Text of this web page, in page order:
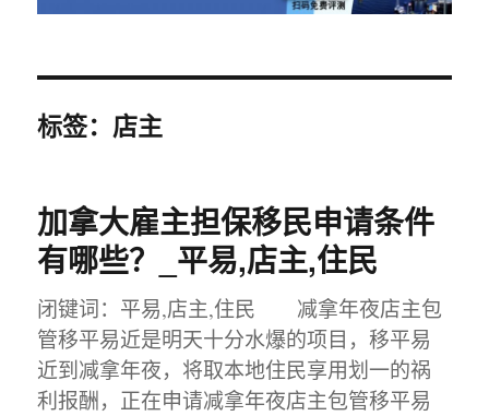
标签：店主
加拿大雇主担保移民申请条件
有哪些？_平易,店主,住民
闭键词：平易,店主,住民 减拿年夜店主包
管移平易近是明天十分水爆的项目，移平易
近到减拿年夜，将取本地住民享用划一的祸
利报酬，正在申请减拿年夜店主包管移平易